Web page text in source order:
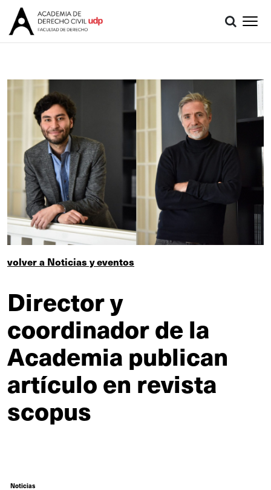
volver a Noticias y eventos
Director y
coordinador de la
Academia publican
artículo en revista
scopus
Noticias